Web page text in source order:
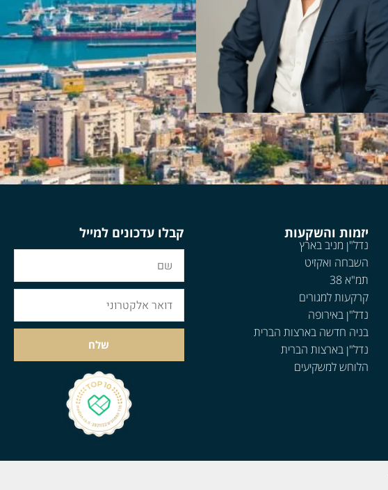
יזמות והשקעות
נדל"ן מניב בארץ
השבחה ואקזיט
תמ"א 38
קרקעות למגורים
נדל"ן באירופה
בניה חדשה בארצות הברית
נדל"ן בארצות הברית
הלוחש למשקיעים
קבלו עדכונים למייל
שלח